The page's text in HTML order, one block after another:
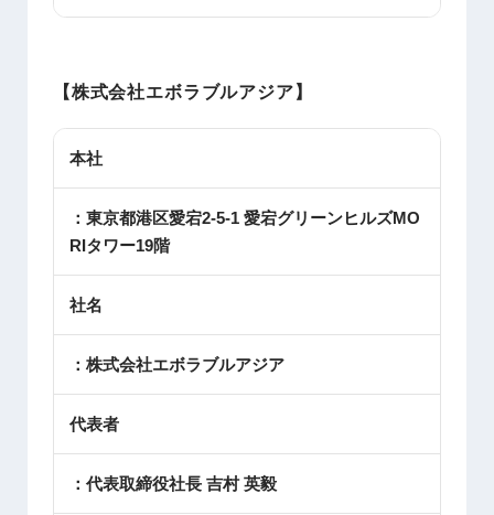
【株式会社エボラブルアジア】
本社
：東京都港区愛宕2-5-1 愛宕グリーンヒルズMO
RIタワー19階
社名
：株式会社エボラブルアジア
代表者
：代表取締役社長 吉村 英毅